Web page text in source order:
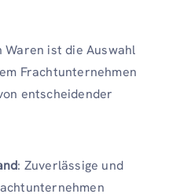
Waren ist die Auswahl
Frachtunternehmen
entscheidender
: Zuverlässige und